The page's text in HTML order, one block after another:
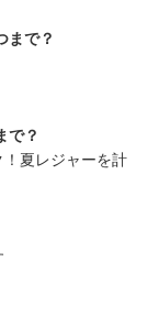
まで？
で？
夏レジャーを計